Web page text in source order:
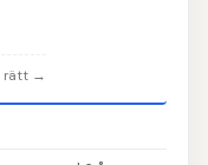
rätt →